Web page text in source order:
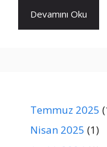
Devamını Oku
Temmuz 2025
Nisan 2025 (1)